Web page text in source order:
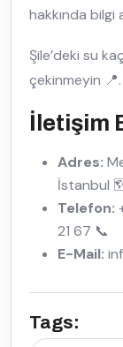
hakkında bilgi
Şile’deki su
çekinmeyin 📍.
İletişim
Adres:
İstanbul
Telefon:
21 67 📞
E-Mail:
Tags: